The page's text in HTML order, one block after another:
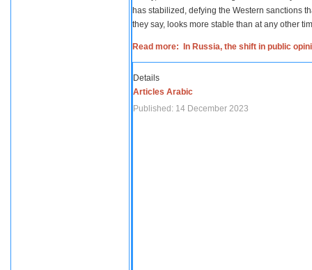
has stabilized, defying the Western sanctions
they say, looks more stable than at any other
Read more: In Russia, the shift in public
Details
Articles Arabic
Published: 14 December 2023